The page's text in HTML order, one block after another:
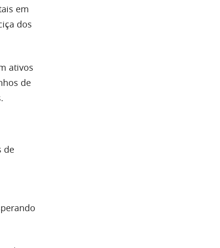
em
dos
ativos
de
de